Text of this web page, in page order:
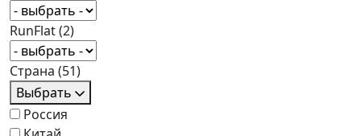
RunFlat(2)
Страна (51)
Выбрать
Россия